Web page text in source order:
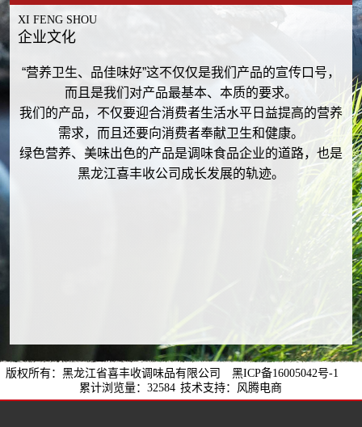
XI FENG SHOU
企业文化
“营养卫生、品佳味好”这不仅仅是我们产品的宣传口号，
而且是我们对产品最基本、本质的要求。
我们的产品，不仅要迎合消费者生活水平日益提高的营养
需求，而且还要向消费者奉献卫生和健康。
绿色营养、美味出色的产品是调味食品企业的道路，也是
黑龙江喜丰收公司成长发展的轨迹。
版权所有：黑龙江省喜丰收调味品有限公司
黑ICP备16005042号-1
累计浏览量：32584 技术支持：风腾电商